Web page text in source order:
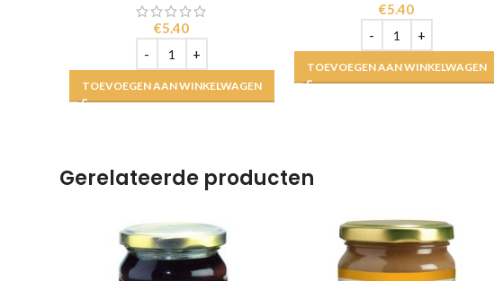
€5.40
TOEVOEGEN AAN WINKELWAGEN
€5.40
TOEVOEGEN AAN WINKELWAGEN
Gerelateerde producten